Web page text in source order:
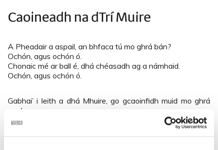
Caoineadh na dTrí Muire
A Pheadair a aspail, an bhfaca tú mo ghrá bán?
Ochón, agus ochón ó.
Chonaic mé ar ball é, dhá chéasadh ag a námhaid.
Ochón, agus ochón ó.
Gabhai’ i leith a dhá Mhuire, go gcaoinfidh muid mo ghrá
geal.
Ochón, agus ochón ó.
Céard ’tá le caoineadh a’ainn, muna gcaoinfidh muid a
chnámha?